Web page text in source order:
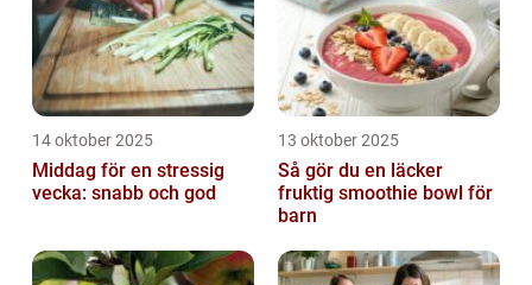
14 oktober 2025
Middag för en stressig
vecka: snabb och god
13 oktober 2025
Så gör du en läcker
fruktig smoothie bowl för
barn